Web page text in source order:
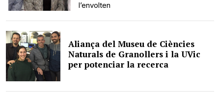
l’envolten
Aliança del Museu de Ciències
Naturals de Granollers i la UVic
per potenciar la recerca